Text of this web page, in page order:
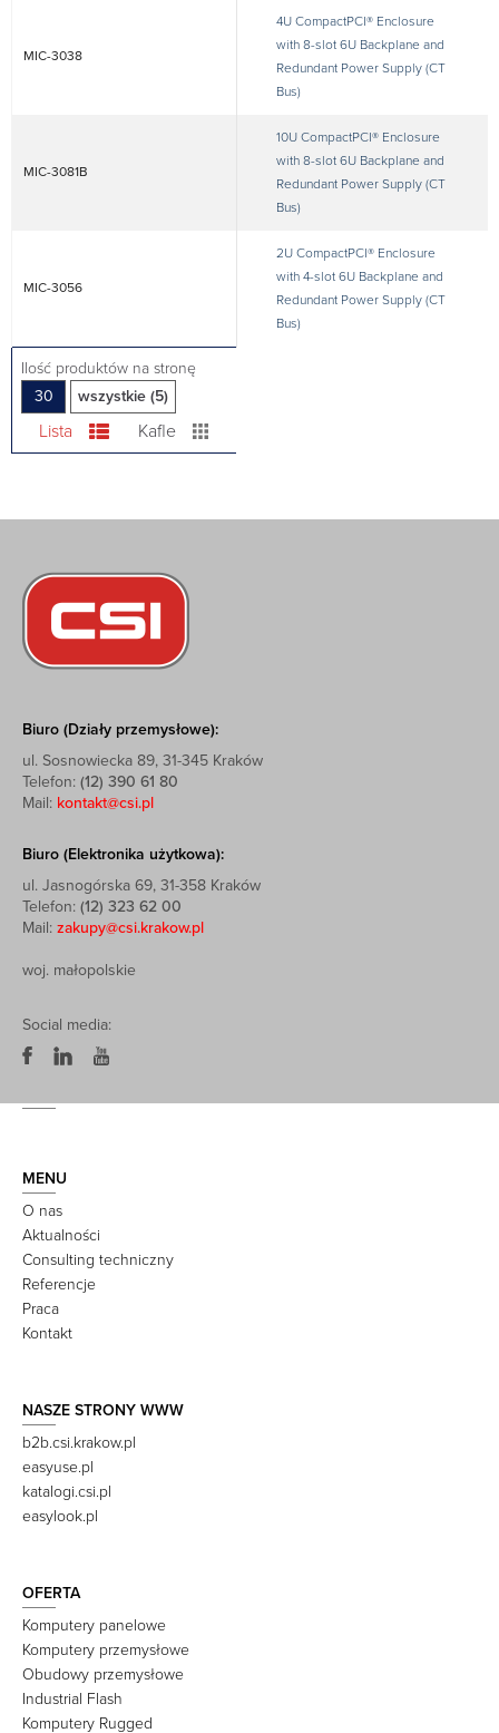
MIC-3038
4U CompactPCI® Enclosure
with 8-slot 6U Backplane and
Redundant Power Supply (CT
Bus)
MIC-3081B
10U CompactPCI® Enclosure
with 8-slot 6U Backplane and
Redundant Power Supply (CT
Bus)
MIC-3056
2U CompactPCI® Enclosure
with 4-slot 6U Backplane and
Redundant Power Supply (CT
Bus)
Ilość produktów na stronę
30
wszystkie (5)
Lista Kafle
Biuro (Działy przemysłowe):
ul. Sosnowiecka 89, 31-345 Kraków
Telefon: (12) 390 61 80
Mail: kontakt@csi.pl
Biuro (Elektronika użytkowa):
ul. Jasnogórska 69, 31-358 Kraków
Telefon: (12) 323 62 00
Mail: zakupy@csi.krakow.pl
woj. małopolskie
Social media:
MENU
O nas
Aktualności
Consulting techniczny
Referencje
Praca
Kontakt
NASZE STRONY WWW
b2b.csi.krakow.pl
easyuse.pl
katalogi.csi.pl
easylook.pl
OFERTA
Komputery panelowe
Komputery przemysłowe
Obudowy przemysłowe
Industrial Flash
Komputery Rugged